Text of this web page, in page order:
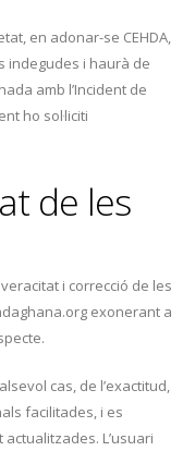
en adonar-se CEHDA,
indegudes i haurà de
amb l’Incident de
ho sol·liciti
de les
i correcció de les
exonerant a
cas, de l’exactitud,
facilitades, i es
L’usuari